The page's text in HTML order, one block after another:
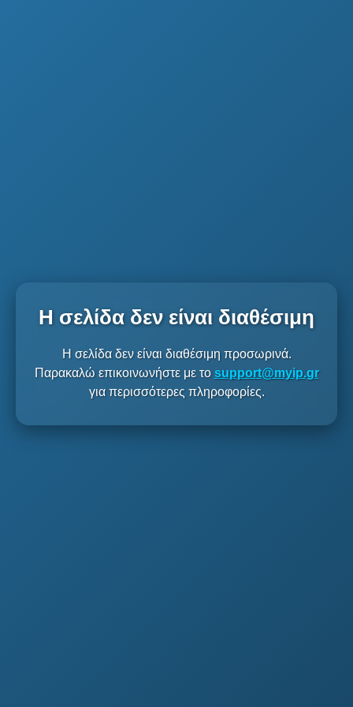
Η σελίδα δεν είναι διαθέσιμη
Η σελίδα δεν είναι διαθέσιμη προσωρινά.
Παρακαλώ επικοινωνήστε με το support@myip.gr
για περισσότερες πληροφορίες.